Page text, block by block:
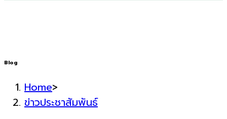
Blog
Home>
ข่าวประชาสัมพันธ์